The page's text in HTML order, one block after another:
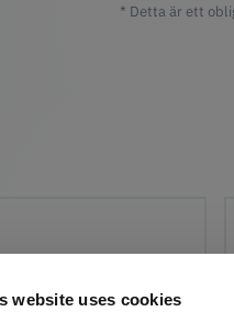
website uses cookies
* Detta är ett